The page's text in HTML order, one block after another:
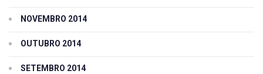
NOVEMBRO 2014
OUTUBRO 2014
SETEMBRO 2014